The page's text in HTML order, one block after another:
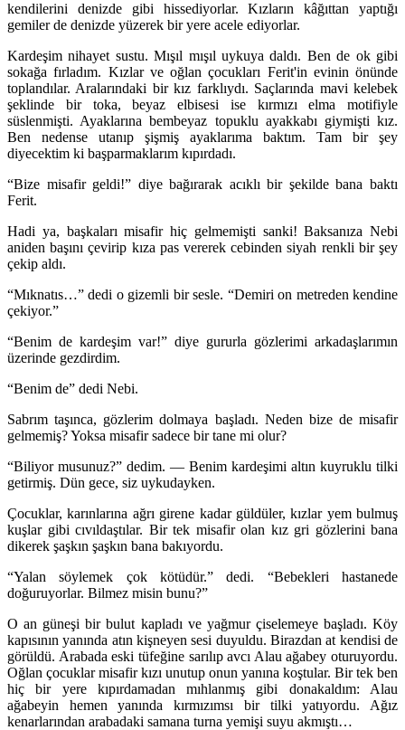
kendilerini denizde gibi hissediyorlar. Kızların kâğıttan yaptığı
gemiler de denizde yüzerek bir yere acele ediyorlar.
Kardeşim nihayet sustu. Mışıl mışıl uykuya daldı. Ben de ok gibi
sokağa fırladım. Kızlar ve oğlan çocukları Ferit'in evinin önünde
toplandılar. Aralarındaki bir kız farklıydı. Saçlarında mavi kelebek
şeklinde bir toka, beyaz elbisesi ise kırmızı elma motifiyle
süslenmişti. Ayaklarına bembeyaz topuklu ayakkabı giymişti kız.
Ben nedense utanıp şişmiş ayaklarıma baktım. Tam bir şey
diyecektim ki başparmaklarım kıpırdadı.
“Bize misafir geldi!” diye bağırarak acıklı bir şekilde bana baktı
Ferit.
Hadi ya, başkaları misafir hiç gelmemişti sanki! Baksanıza Nebi
aniden başını çevirip kıza pas vererek cebinden siyah renkli bir şey
çekip aldı.
“Mıknatıs…” dedi o gizemli bir sesle. “Demiri on metreden kendine
çekiyor.”
“Benim de kardeşim var!” diye gururla gözlerimi arkadaşlarımın
üzerinde gezdirdim.
“Benim de” dedi Nebi.
Sabrım taşınca, gözlerim dolmaya başladı. Neden bize de misafir
gelmemiş? Yoksa misafir sadece bir tane mi olur?
“Biliyor musunuz?” dedim. — Benim kardeşimi altın kuyruklu tilki
getirmiş. Dün gece, siz uykudayken.
Çocuklar, karınlarına ağrı girene kadar güldüler, kızlar yem bulmuş
kuşlar gibi cıvıldaştılar. Bir tek misafir olan kız gri gözlerini bana
dikerek şaşkın şaşkın bana bakıyordu.
“Yalan söylemek çok kötüdür.” dedi. “Bebekleri hastanede
doğuruyorlar. Bilmez misin bunu?”
O an güneşi bir bulut kapladı ve yağmur çiselemeye başladı. Köy
kapısının yanında atın kişneyen sesi duyuldu. Birazdan at kendisi de
görüldü. Arabada eski tüfeğine sarılıp avcı Alau ağabey oturuyordu.
Oğlan çocuklar misafir kızı unutup onun yanına koştular. Bir tek ben
hiç bir yere kıpırdamadan mıhlanmış gibi donakaldım: Alau
ağabeyin hemen yanında kırmızımsı bir tilki yatıyordu. Ağız
kenarlarından arabadaki samana turna yemişi suyu akmıştı…